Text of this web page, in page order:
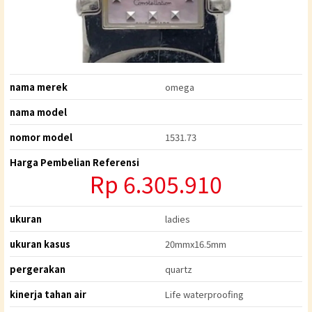
nama merek
omega
nama model
nomor model
1531.73
Harga Pembelian Referensi
Rp 6.305.910
ukuran
ladies
ukuran kasus
20mmx16.5mm
pergerakan
quartz
kinerja tahan air
Life waterproofing